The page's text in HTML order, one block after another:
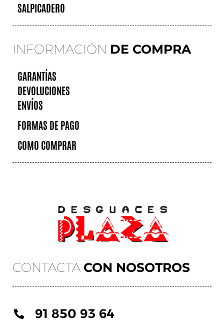
CONTACTA CON NOSOTROS
91 850 93 64
SALPICADERO
INFORMACIÓN DE COMPRA
GARANTÍAS
DEVOLUCIONES
ENVÍOS
FORMAS DE PAGO
COMO COMPRAR